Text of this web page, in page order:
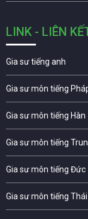
LINK - LIÊN
Gia sư tiếng anh
Gia sư môn tiếng
Gia sư môn tiếng Hàn
Gia sư môn tiếng
Gia sư môn tiếng Đức
Gia sư môn tiếng Thái